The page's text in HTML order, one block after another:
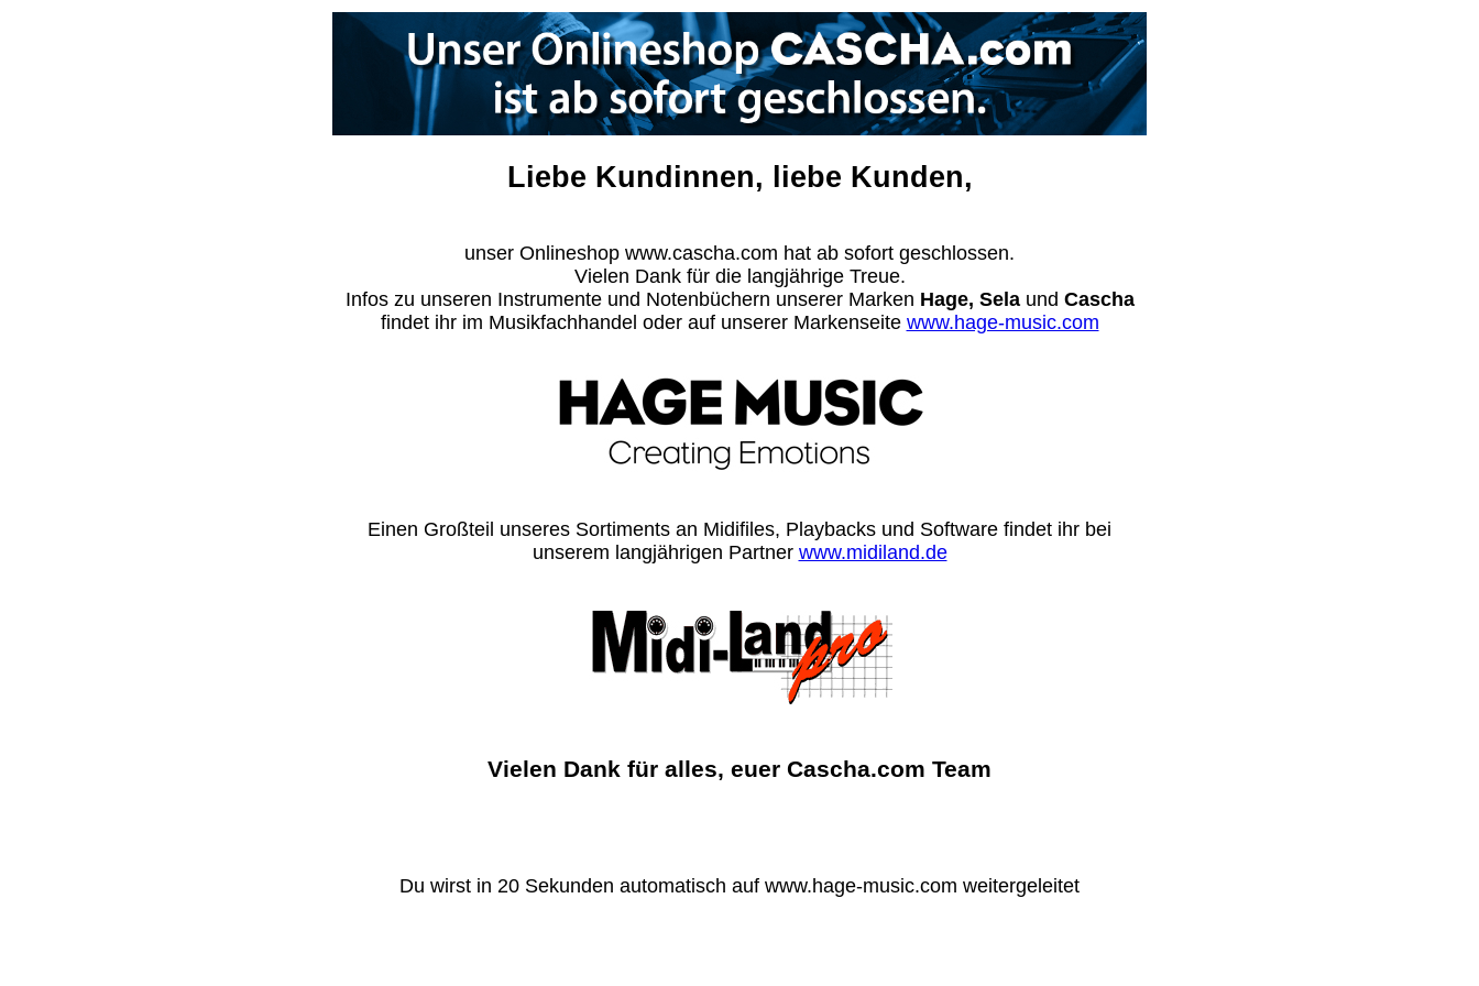
Liebe Kundinnen, liebe Kunden,
unser Onlineshop www.cascha.com hat ab sofort geschlossen.
Vielen Dank für die langjährige Treue.
Infos zu unseren Instrumente und Notenbüchern unserer Marken Hage, Selaund Cascha
findet ihr im Musikfachhandel oder auf unserer Markenseite www.hage-music.com
Einen Großteil unseres Sortiments an Midifiles, Playbacks und Software findet ihr bei
unserem langjährigen Partner www.midiland.de
Vielen Dank für alles, euer Cascha.com Team
Du wirst in 20 Sekunden automatisch auf www.hage-music.com weitergeleitet